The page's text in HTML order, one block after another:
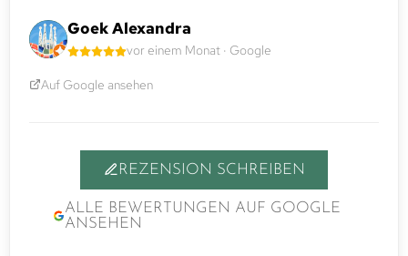
Goek Alexandra
vor einem Monat · Google
Auf Google ansehen
REZENSION SCHREIBEN
ALLE BEWERTUNGEN AUF GOOGLE
ANSEHEN